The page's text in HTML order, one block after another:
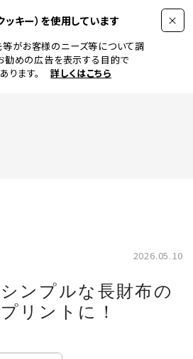
キー）を使用しています
がお客様のニーズ等について調
勧めの広告を表示する目的で
ます。
詳しくはこちら
2026.05.10
ンプルな長財布の
リントに！